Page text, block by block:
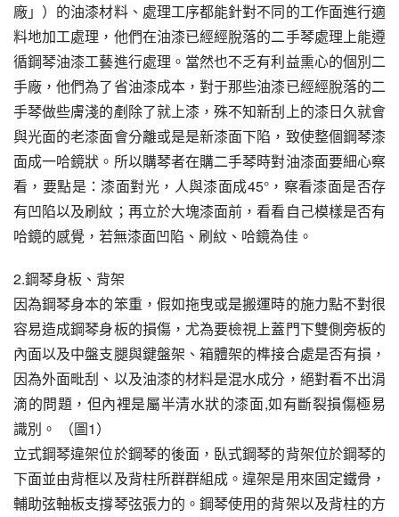
廠」）的油漆材料、處理工序都能針對不同的工作面進行適
料地加工處理，他們在油漆已經經脫落的二手琴處理上能遵
循鋼琴油漆工藝進行處理。當然也不乏有利益熏心的個別二
手廠，他們為了省油漆成本，對于那些油漆已經經脫落的二
手琴做些膚淺的剷除了就上漆，殊不知新刮上的漆日久就會
與光面的老漆面會分離或是是新漆面下陷，致使整個鋼琴漆
面成一哈鏡狀。所以購琴者在購二手琴時對油漆面要細心察
看，要點是：漆面對光，人與漆面成45°，察看漆面是否存
有凹陷以及刷紋；再立於大塊漆面前，看看自己模樣是否有
哈鏡的感覺，若無漆面凹陷、刷紋、哈鏡為佳。
2.鋼琴身板、背架
因為鋼琴身本的笨重，假如拖曳或是搬運時的施力點不對很
容易造成鋼琴身板的損傷，尤為要檢視上蓋門下雙側旁板的
內面以及中盤支腿與鍵盤架、箱體架的榫接合處是否有損，
因為外面毗刮、以及油漆的材料是混水成分，絕對看不出涓
滴的問題，但內裡是屬半清水狀的漆面,如有斷裂損傷極易
識別。 （圖1）
立式鋼琴違架位於鋼琴的後面，臥式鋼琴的背架位於鋼琴的
下面並由背框以及背柱所群群組成。違架是用來固定鐵骨，
輔助弦軸板支撐琴弦張力的。鋼琴使用的背架以及背柱的方